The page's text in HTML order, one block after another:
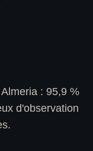
: 95,9 %
d'observation